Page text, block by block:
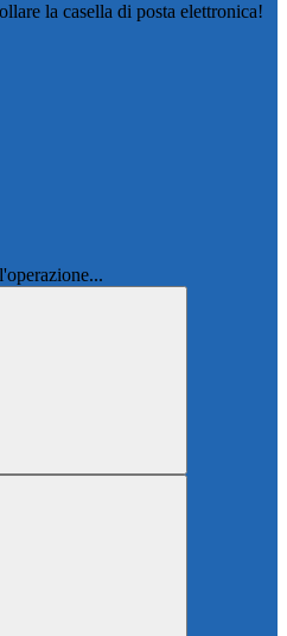
la casella di posta elettronica!